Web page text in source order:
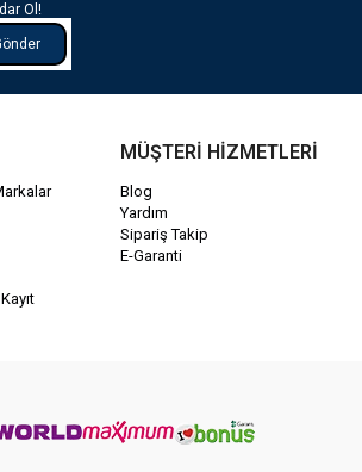
Ol!
MÜŞTERİ HİZMETLERİ
Blog
Yardım
Sipariş Takip
E-Garanti